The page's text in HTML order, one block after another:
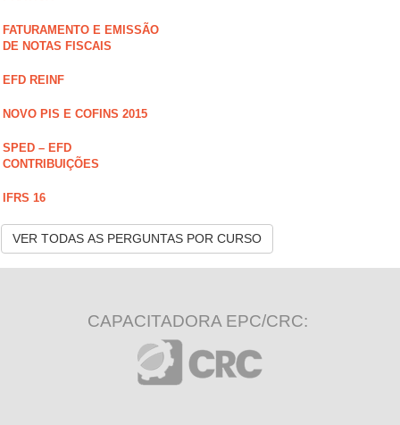
FATURAMENTO E EMISSÃO
DE NOTAS FISCAIS
EFD REINF
NOVO PIS E COFINS 2015
SPED – EFD
CONTRIBUIÇÕES
IFRS 16
VER TODAS AS PERGUNTAS POR CURSO
CAPACITADORA EPC/CRC: